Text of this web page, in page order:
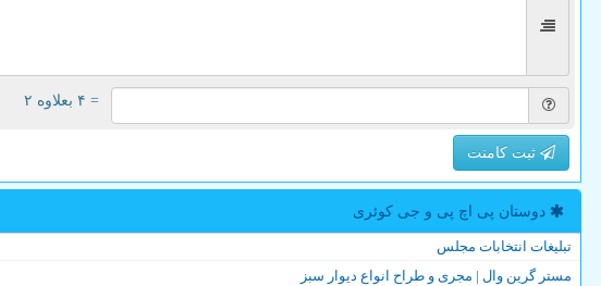
= ۴ بعلاوه ۲
ثبت کامنت
دوستان پی اچ پی و جی كوئری
تبلیغات انتخابات مجلس
مستر گرین وال | مجری و طراح انواع دیوار سبز